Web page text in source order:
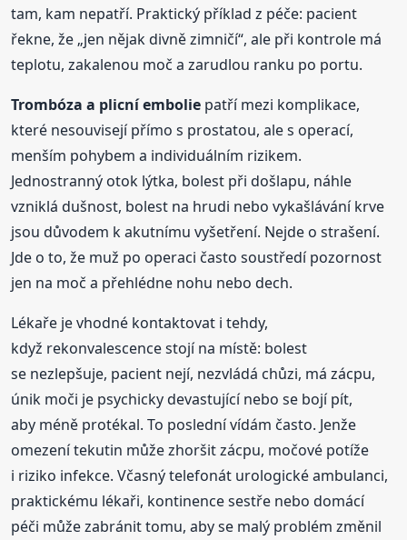
tam, kam nepatří. Praktický příklad z péče: pacient
řekne, že „jen nějak divně zimničí“, ale při kontrole má
teplotu, zakalenou moč a zarudlou ranku po portu.
Trombóza a plicní embolie patří mezi komplikace,
které nesouvisejí přímo s prostatou, ale s operací,
menším pohybem a individuálním rizikem.
Jednostranný otok lýtka, bolest při došlapu, náhle
vzniklá dušnost, bolest na hrudi nebo vykašlávání krve
jsou důvodem k akutnímu vyšetření. Nejde o strašení.
Jde o to, že muž po operaci často soustředí pozornost
jen na moč a přehlédne nohu nebo dech.
Lékaře je vhodné kontaktovat i tehdy,
když rekonvalescence stojí na místě: bolest
se nezlepšuje, pacient nejí, nezvládá chůzi, má zácpu,
únik moči je psychicky devastující nebo se bojí pít,
aby méně protékal. To poslední vídám často. Jenže
omezení tekutin může zhoršit zácpu, močové potíže
i riziko infekce. Včasný telefonát urologické ambulanci,
praktickému lékaři, kontinence sestře nebo domácí
péči může zabránit tomu, aby se malý problém změnil